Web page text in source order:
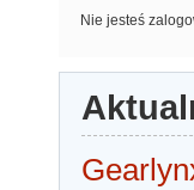
Nie jesteś